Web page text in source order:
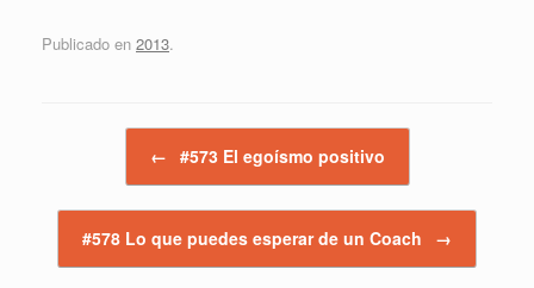
Publicado en 2013.
← #573 El egoísmo positivo
#578 Lo que puedes esperar de un Coach →